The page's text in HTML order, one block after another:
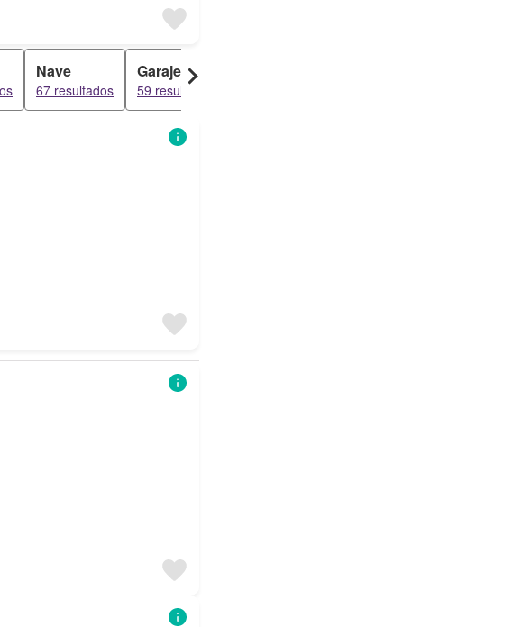
Nave
67 resultados
Garaje
59 resultados